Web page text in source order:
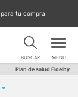
para tu compra
BUSCAR MENU
Plan de salud Fidelity